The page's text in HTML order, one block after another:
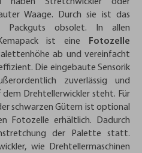
Waage. Durch sie ist das
Packguts obsolet. In allen
ist eine
Fotozelle
ab und vereinfacht
Die eingebaute Sensorik
zuverlässig und
Drehtellerwickler steht. Für
schwarzen Gütern ist optional
Fotozelle erhältlich. Dadurch
der Palette statt.
wie Drehtellermaschinen